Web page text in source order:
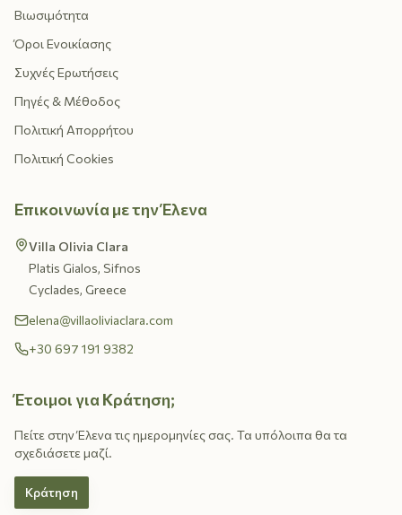
Βιωσιμότητα
Όροι Ενοικίασης
Συχνές Ερωτήσεις
Πηγές & Μέθοδος
Πολιτική Απορρήτου
Πολιτική Cookies
Επικοινωνία με την Έλενα
Villa Olivia Clara
Platis Gialos, Sifnos
Cyclades, Greece
elena@villaoliviaclara.com
+30 697 191 9382
Έτοιμοι για Κράτηση;
Πείτε στην Έλενα τις ημερομηνίες σας. Τα υπόλοιπα θα τα
σχεδιάσετε μαζί.
Κράτηση